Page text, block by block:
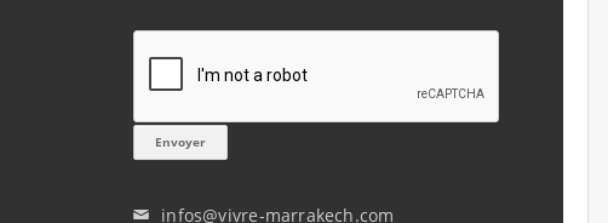
✉ infos@vivre-marrakech.com